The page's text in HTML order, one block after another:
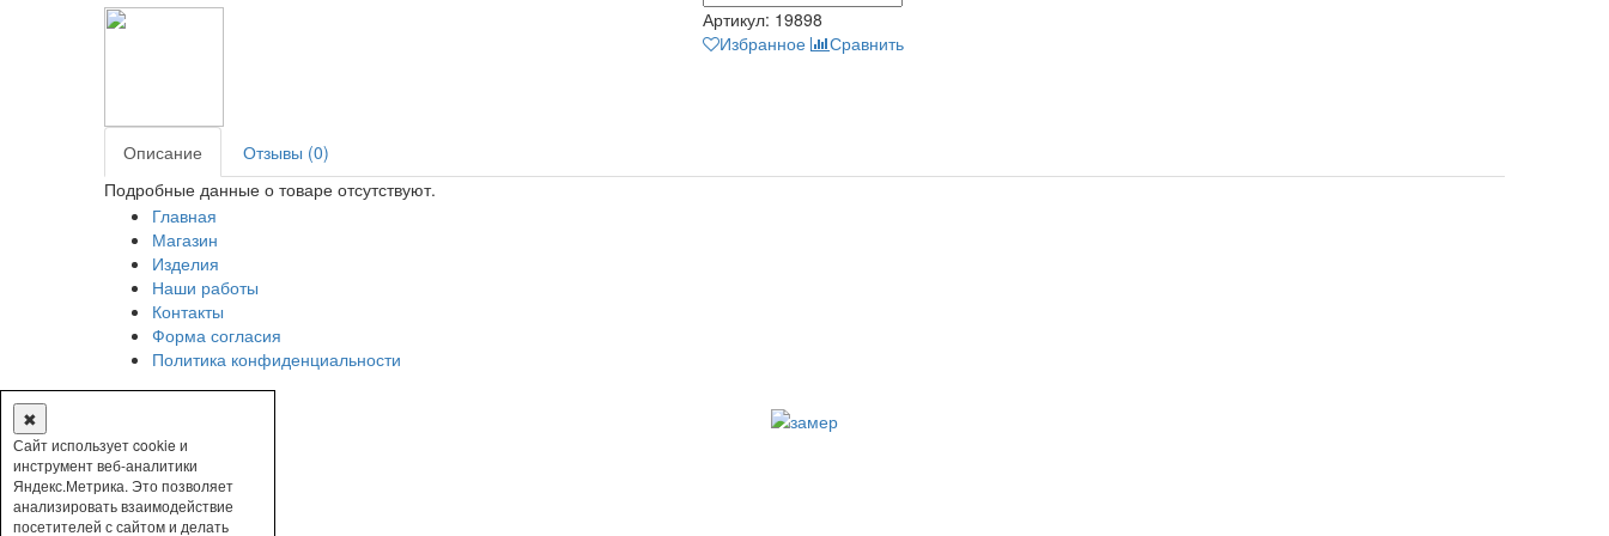
Артикул: 19898
Избранное
Сравнить
Описание
Отзывы (0)
Подробные данные о товаре отсутствуют.
Главная
Магазин
Изделия
Наши работы
Контакты
Форма согласия
Политика конфиденциальности
✖
Сайт использует cookie и
инструмент веб-аналитики
Яндекс.Метрика. Это позволяет
анализировать взаимодействие
посетителей с сайтом и делать